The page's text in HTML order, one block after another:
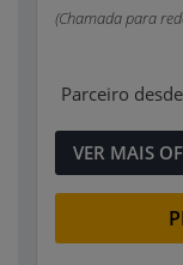
(Chamada para
Parceiro
VER MAIS